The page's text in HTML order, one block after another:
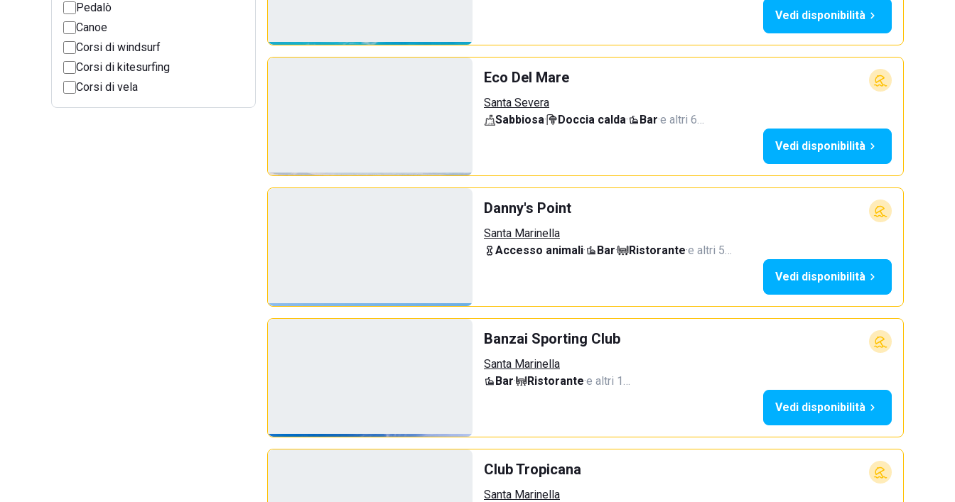
Pedalò
Canoe
Corsi di windsurf
Corsi di kitesurfing
Corsi di vela
Vedi disponibilità
Eco Del Mare
Santa Severa
Sabbiosa· Doccia calda· Bar·e altri 6…
Vedi disponibilità
Danny's Point
Santa Marinella
Accesso animali· Bar· Ristorante·e altri 5…
Vedi disponibilità
Banzai Sporting Club
Santa Marinella
Bar· Ristorante·e altri 1…
Vedi disponibilità
Club Tropicana
Santa Marinella